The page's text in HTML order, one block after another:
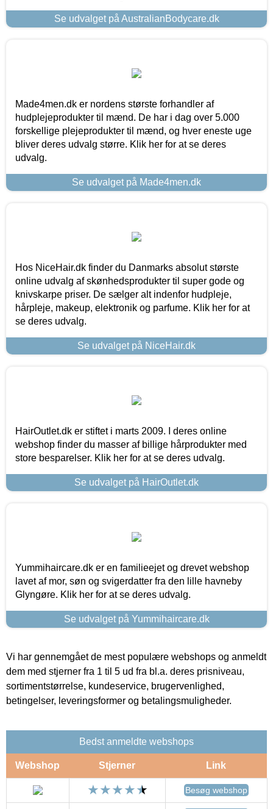
Se udvalget på AustralianBodycare.dk
Made4men.dk er nordens største forhandler af
hudplejeprodukter til mænd. De har i dag over 5.000
forskellige plejeprodukter til mænd, og hver eneste uge
bliver deres udvalg større. Klik her for at se deres
udvalg.
Se udvalget på Made4men.dk
Hos NiceHair.dk finder du Danmarks absolut største
online udvalg af skønhedsprodukter til super gode og
knivskarpe priser. De sælger alt indenfor hudpleje,
hårpleje, makeup, elektronik og parfume. Klik her for at
se deres udvalg.
Se udvalget på NiceHair.dk
HairOutlet.dk er stiftet i marts 2009. I deres online
webshop finder du masser af billige hårprodukter med
store besparelser. Klik her for at se deres udvalg.
Se udvalget på HairOutlet.dk
Yummihaircare.dk er en familieejet og drevet webshop
lavet af mor, søn og svigerdatter fra den lille havneby
Glyngøre. Klik her for at se deres udvalg.
Se udvalget på Yummihaircare.dk
Vi har gennemgået de mest populære webshops og anmeldt
dem med stjerner fra 1 til 5 ud fra bl.a. deres prisniveau,
sortimentstørrelse, kundeservice, brugervenlighed,
betingelser, leveringsformer og betalingsmuligheder.
Bedst anmeldte webshops
Webshop Stjerner Link
Besøg webshop